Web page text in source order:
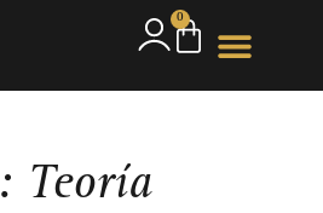
0
Teoría